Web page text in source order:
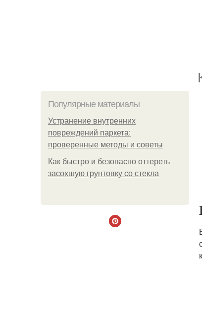
Популярные материалы
Устранение внутренних
повреждений паркета:
проверенные методы и советы
Как быстро и безопасно оттереть
засохшую грунтовку со стекла